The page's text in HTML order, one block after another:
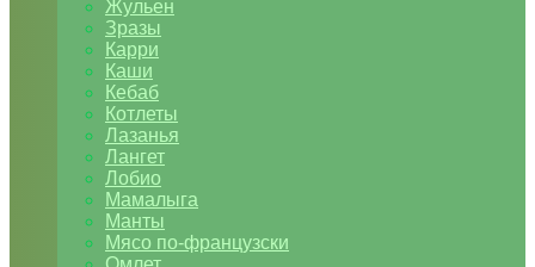
Жульен
Зразы
Карри
Каши
Кебаб
Котлеты
Лазанья
Лангет
Лобио
Мамалыга
Манты
Мясо по-французски